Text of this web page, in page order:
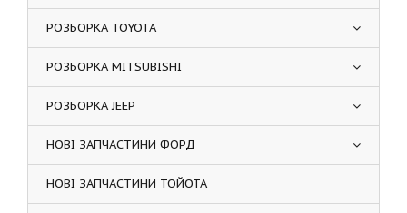
РОЗБОРКА TOYOTA
РОЗБОРКА MITSUBISHI
РОЗБОРКА JEEP
НОВІ ЗАПЧАСТИНИ ФОРД
НОВІ ЗАПЧАСТИНИ ТОЙОТА